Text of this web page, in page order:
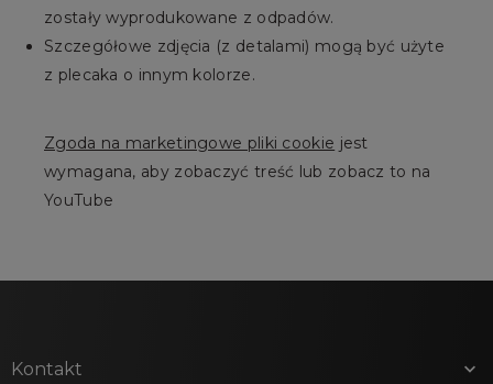
zostały wyprodukowane z odpadów.
Szczegółowe zdjęcia (z detalami) mogą być użyte
z plecaka o innym kolorze.
Zgoda na marketingowe pliki cookie jest
wymagana, aby zobaczyć treść lub zobacz to na
YouTube
Kontakt 